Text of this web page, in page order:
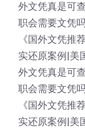
外文凭真是可
职会需要文凭吗
《国外文凭推
实还原案例|美
外文凭真是可
职会需要文凭吗
《国外文凭推
实还原案例|美